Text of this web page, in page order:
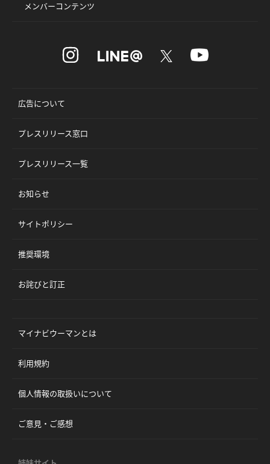
メンバーコンテンツ
広告について
プレスリリース窓口
プレスリリース一覧
お知らせ
サイトポリシー
推奨環境
お詫びと訂正
マイナビウーマンとは
利用規約
個人情報の取扱いについて
ご意見・ご感想